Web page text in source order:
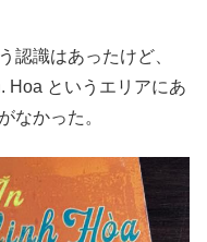
認識はあったけど、
Hoa というエリアにあ
なかった。